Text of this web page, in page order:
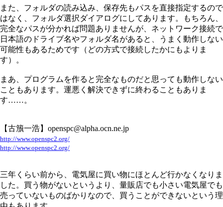
また、フォルダの読み込み、保存先もパスを直接指定するので
はなく、フォルダ選択ダイアログにしてあります。もちろん、
完全なパスが分かれば問題ありませんが、ネットワーク接続で
日本語のドライブ名やフォルダ名があると、うまく動作しない
可能性もあるためです（どの方式で接続したかにもよりま
す）。
まあ、プログラムを作ると完全なものだと思っても動作しない
こともあります。運悪く解決できずに終わることもありま
す……。
【古籏一浩】openspc@alpha.ocn.ne.jp
http://www.openspc2.org/
http://www.openspc2.org/
三年くらい前から、電気屋に買い物にほとんど行かなくなりま
した。買う物がないというより、量販店でも小さい電気屋でも
売っていないものばかりなので、買うことができないという理